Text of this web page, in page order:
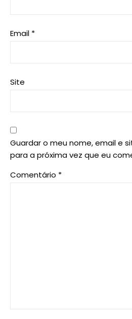
Email *
Site
Guardar o meu nome, email e
para a próxima vez que eu
Comentário *